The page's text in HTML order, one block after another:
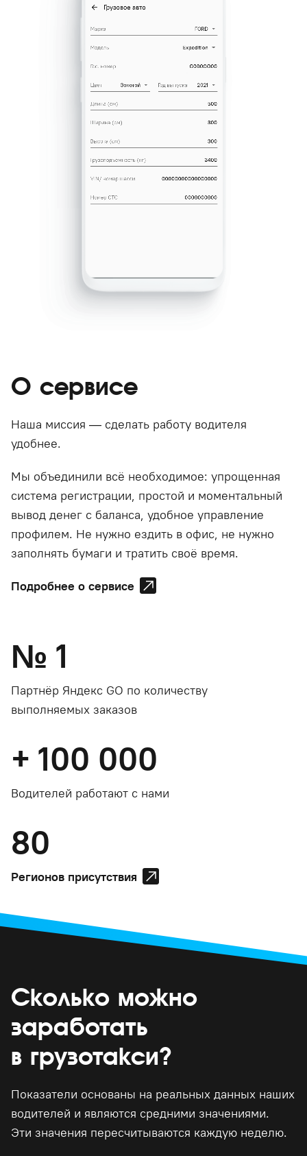
О сервисе
Наша миссия — сделать работу водителя
удобнее.
Мы объединили всё необходимое: упрощенная
система регистрации, простой и моментальный
вывод денег с баланса, удобное управление
профилем. Не нужно ездить в офис, не нужно
заполнять бумаги и тратить своё время.
Подробнее о сервисе
№ 1
Партнёр Яндекс GO по количеству
выполняемых заказов
+ 100 000
Водителей работают с нами
80
Регионов присутствия
Сколько можно
заработать
в грузотакси?
Показатели основаны на реальных данных наших
водителей и являются средними значениями.
Эти значения пересчитываются каждую неделю.